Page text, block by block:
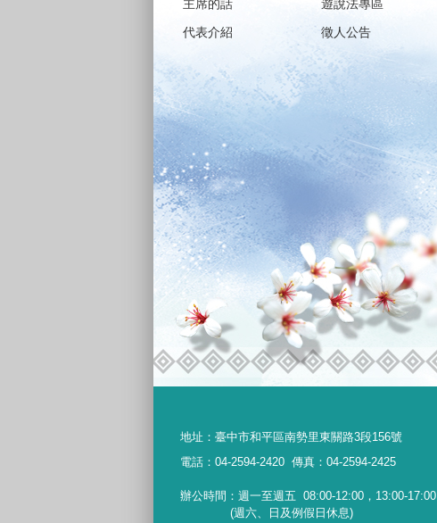
主席的話
代表介紹
遊說法專區
徵人公告
地址： 臺中市和平區南勢里東關路3段156號
電話：04-2594-2420 傳真：04-2594-2425
辦公時間：週一至週五 08:00-12:00，13:00-17:00
(週六、日及例假日休息)